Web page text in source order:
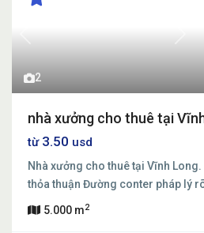
2
Previous Next
nhà xưởng cho thuê tại
từ3.50 usd
Nhà xưởng cho thuê tại Vĩnh
thỏa thuận Đường conter pháp lý
5.000 m2